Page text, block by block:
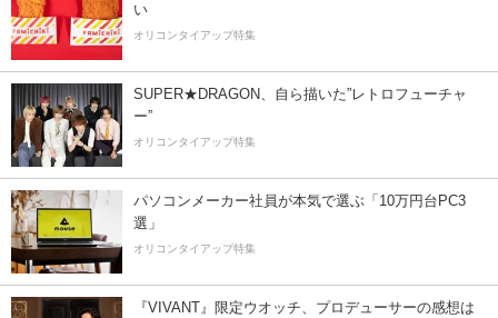
い
オリコンタイアップ特集
SUPER★DRAGON、自ら描いた”レトロフューチャ
ー”
オリコンタイアップ特集
パソコンメーカー社員が本気で選ぶ「10万円台PC3
選」
オリコンタイアップ特集
『VIVANT』限定ウオッチ、プロデューサーの感想は